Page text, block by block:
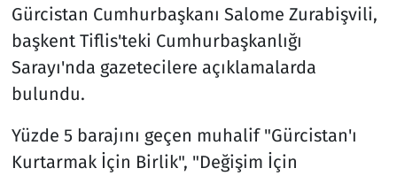
Gürcistan Cumhurbaşkanı Salome Zurabişvili,
başkent Tiflis'teki Cumhurbaşkanlığı
Sarayı'nda gazetecilere açıklamalarda
bulundu.
Yüzde 5 barajını geçen muhalif "Gürcistan'ı
Kurtarmak İçin Birlik", "Değişim İçin